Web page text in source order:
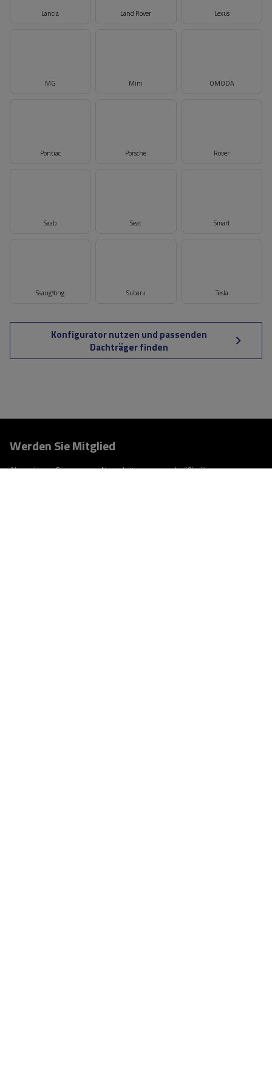
Lancia Land Rover Lexus
MG Mini OMODA
Pontiac Porsche Rover
Saab Seat Smart
SsangYong Subaru Tesla
Konfigurator nutzen und passenden
Dachträger finden
Werden Sie Mitglied
Abonnieren Sie unseren Newsletter, um regelmäßig über